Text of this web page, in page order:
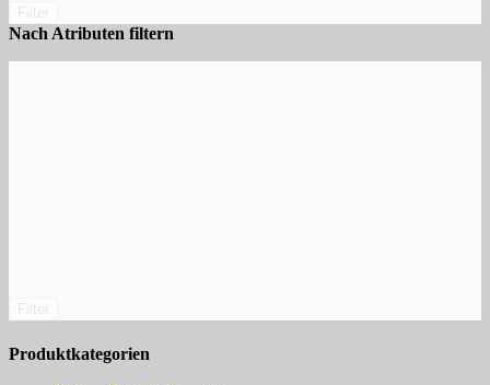
Nach Atributen filtern
Produktkategorien